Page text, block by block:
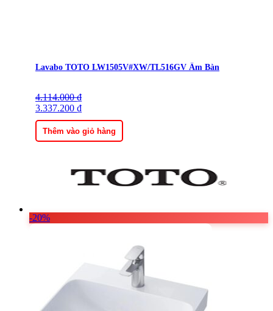
Lavabo TOTO LW1505V#XW/TL516GV Âm Bàn
4.114.000₫
Giá
gốc
là:
4.114.000 ₫.
3.337.200 ₫
Giá
hiện
tại
là:
3.337.200 ₫.
Thêm vào giỏ hàng
-20%